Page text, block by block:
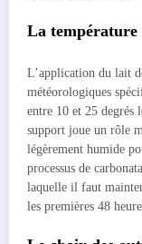
La température
L’application du lait
météorologiques
entre 10 et 25
support joue un rôle
légèrement humide
processus de
laquelle il faut
les premières 48